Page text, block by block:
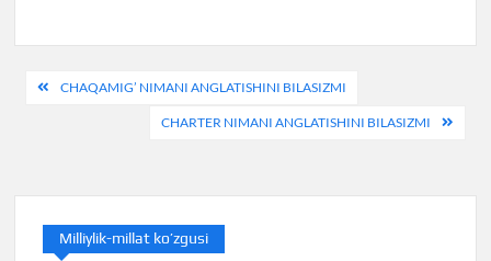
PostCHAQAMIG’ NIMANI ANGLATISHINI BILASIZMI
CHARTER NIMANI ANGLATISHINI BILASIZMI
Milliylik-millat ko’zgusi